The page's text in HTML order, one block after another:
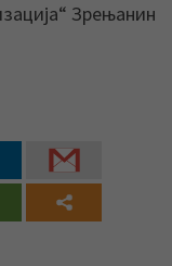
Зрењанин